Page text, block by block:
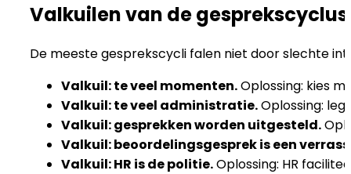
Valkuilen van de
De meeste gesprekscycli falen niet door slechte
Valkuil: te veel momenten.Oplossing: kies
Valkuil: te veel administratie.Oplossing:
Valkuil: gesprekken worden uitgesteld.
Valkuil: beoordelingsgesprek is een
Valkuil: HR is de politie.Oplossing: HR